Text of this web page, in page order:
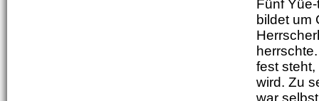
Fünf
bildet um
fest
wird. Zu
war